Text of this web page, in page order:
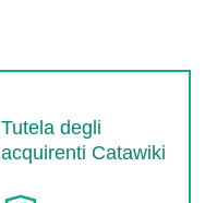
Tutela degli
acquirenti Catawiki